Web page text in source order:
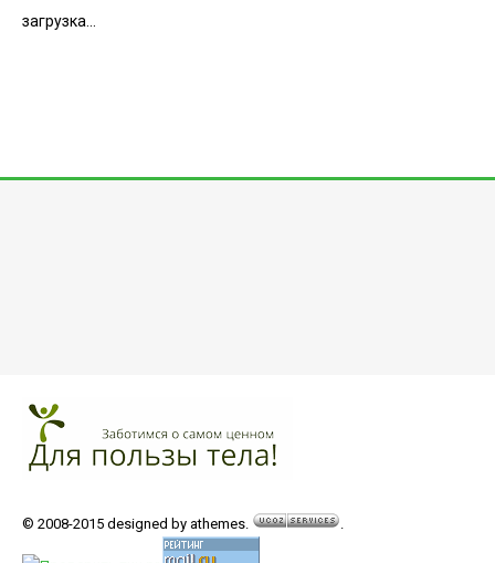
загрузка...
© 2008-2015 designed by athemes. .